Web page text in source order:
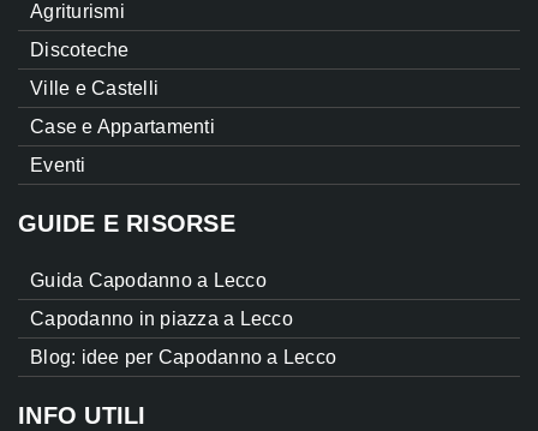
Agriturismi
Discoteche
Ville e Castelli
Case e Appartamenti
Eventi
GUIDE E RISORSE
Guida Capodanno a Lecco
Capodanno in piazza a Lecco
Blog: idee per Capodanno a Lecco
INFO UTILI